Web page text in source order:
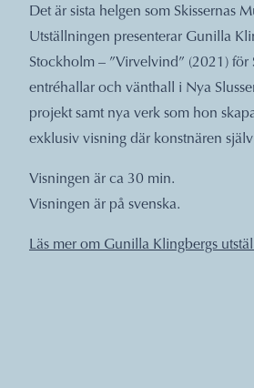
Det är sista helgen som Skissernas
Utställningen presenterar Gunilla
Stockholm – ”Virvelvind” (2021) för
entréhallar och vänthall i Nya
projekt samt nya verk som hon
exklusiv visning där konstnären
Visningen är ca 30 min.
Visningen är på svenska.
Läs mer om Gunilla Klingbergs